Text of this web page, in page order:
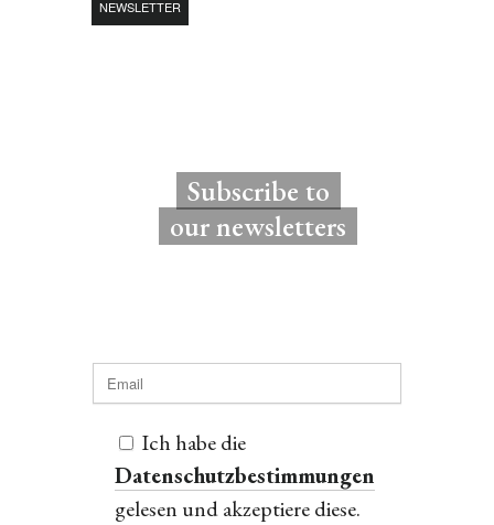
NEWSLETTER
Subscribe to
our newsletters
Ich habe die
Datenschutzbestimmungen
gelesen und akzeptiere diese.